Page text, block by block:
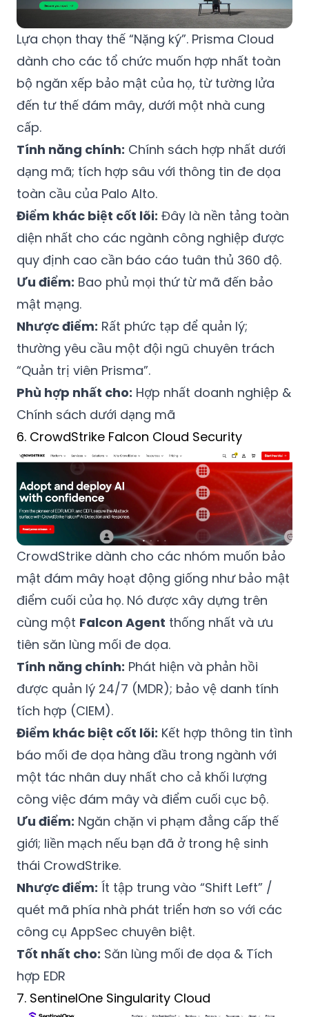
Lựa chọn thay thế “Nặng ký”. Prisma Cloud
dành cho các tổ chức muốn hợp nhất toàn
bộ ngăn xếp bảo mật của họ, từ tường lửa
đến tư thế đám mây, dưới một nhà cung
cấp.
Tính năng chính: Chính sách hợp nhất dưới
dạng mã; tích hợp sâu với thông tin đe dọa
toàn cầu của Palo Alto.
Điểm khác biệt cốt lõi: Đây là nền tảng toàn
diện nhất cho các ngành công nghiệp được
quy định cao cần báo cáo tuân thủ 360 độ.
Ưu điểm: Bao phủ mọi thứ từ mã đến bảo
mật mạng.
Nhược điểm: Rất phức tạp để quản lý;
thường yêu cầu một đội ngũ chuyên trách
“Quản trị viên Prisma”.
Phù hợp nhất cho: Hợp nhất doanh nghiệp &
Chính sách dưới dạng mã
6. CrowdStrike Falcon Cloud Security
CrowdStrike dành cho các nhóm muốn bảo
mật đám mây hoạt động giống như bảo mật
điểm cuối của họ. Nó được xây dựng trên
cùng một Falcon Agent thống nhất và ưu
tiên săn lùng mối đe dọa.
Tính năng chính: Phát hiện và phản hồi
được quản lý 24/7 (MDR); bảo vệ danh tính
tích hợp (CIEM).
Điểm khác biệt cốt lõi: Kết hợp thông tin tình
báo mối đe dọa hàng đầu trong ngành với
một tác nhân duy nhất cho cả khối lượng
công việc đám mây và điểm cuối cục bộ.
Ưu điểm: Ngăn chặn vi phạm đẳng cấp thế
giới; liền mạch nếu bạn đã ở trong hệ sinh
thái CrowdStrike.
Nhược điểm: Ít tập trung vào “Shift Left” /
quét mã phía nhà phát triển hơn so với các
công cụ AppSec chuyên biệt.
Tốt nhất cho: Săn lùng mối đe dọa & Tích
hợp EDR
7. SentinelOne Singularity Cloud